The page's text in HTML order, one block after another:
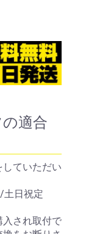
適合
ていただい
土日祝定
入され取付で